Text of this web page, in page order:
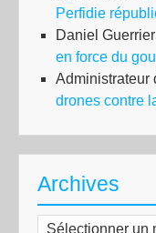
Perfidie
Daniel Guerrier
en force du
Administrateur
drones contre
Archives
Archives